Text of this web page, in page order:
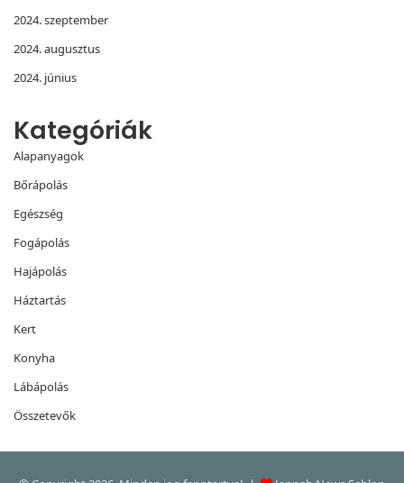
2024. szeptember
2024. augusztus
2024. június
Kategóriák
Alapanyagok
Bőrápolás
Egészség
Fogápolás
Hajápolás
Háztartás
Kert
Konyha
Lábápolás
Összetevők